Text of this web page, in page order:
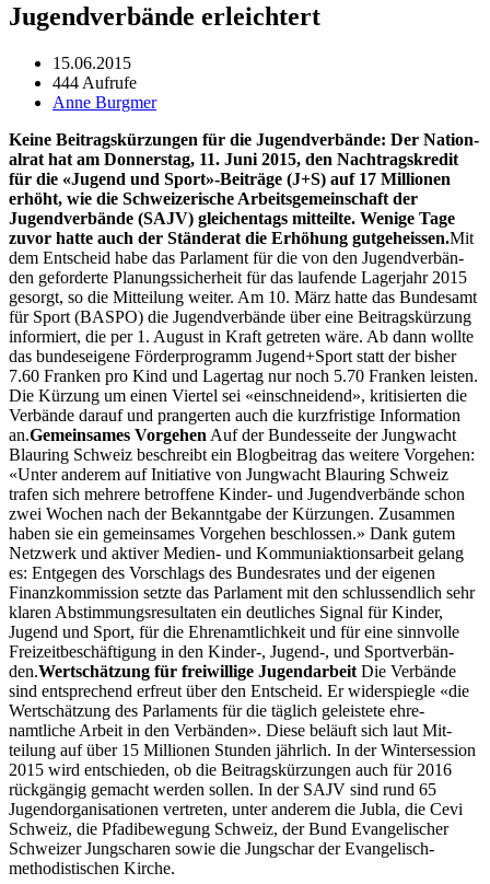
Jugendverbände erleichtert
15.06.2015
444 Aufrufe
Anne Burgmer
Keine Beitragskürzun­gen für die Jugend­ver­bände: Der Nation­
al­rat hat am Don­ner­stag, 11. Juni 2015, den Nach­tragskred­it
für die «Jugend und Sport»-Beiträge (J+S) auf 17 Mil­lio­nen
erhöht, wie die Schweiz­erische Arbeits­ge­mein­schaft der
Jugend­ver­bände (SAJV) gle­ichen­tags mit­teilte. Wenige Tage
zuvor hat­te auch der Stän­der­at die Erhöhung gut­ge­heis­sen.Mit
dem Entscheid habe das Par­la­ment für die von den Jugend­ver­bän­
den geforderte Pla­nungssicher­heit für das laufende Lager­jahr 2015
gesorgt, so die Mit­teilung weit­er. Am 10. März hat­te das Bun­de­samt
für Sport (BASPO) die Jugend­ver­bände über eine Beitragskürzung
informiert, die per 1. August in Kraft getreten wäre. Ab dann wollte
das bun­de­seigene Förder­pro­gramm Jugend+Sport statt der bish­er
7.60 Franken pro Kind und Lagertag nur noch 5.70 Franken leis­ten.
Die Kürzung um einen Vier­tel sei «ein­schnei­dend», kri­tisierten die
Ver­bände darauf und prangerten auch die kurzfristige Infor­ma­tion
an.Gemein­sames Vorge­hen Auf der Bun­des­seite der Jung­wacht
Blau­r­ing Schweiz beschreibt ein Blog­beitrag das weit­ere Vorge­hen:
«Unter anderem auf Ini­tia­tive von Jung­wacht Blau­r­ing Schweiz
trafen sich mehrere betrof­fene Kinder- und Jugend­ver­bände schon
zwei Wochen nach der Bekan­nt­gabe der Kürzun­gen. Zusam­men
haben sie ein gemein­sames Vorge­hen beschlossen.» Dank gutem
Net­zw­erk und aktiv­er Medi­en- und Kom­mu­ni­ak­tion­sar­beit gelang
es: Ent­ge­gen des Vorschlags des Bun­desrates und der eige­nen
Finanzkom­mis­sion set­zte das Par­la­ment mit den schlussendlich sehr
klaren Abstim­mungsre­sul­tat­en ein deut­lich­es Sig­nal für Kinder,
Jugend und Sport, für die Ehre­namtlichkeit und für eine sin­nvolle
Freizeitbeschäf­ti­gung in den Kinder‑, Jugend‑, und Sportver­bän­
den.Wertschätzung für frei­willige Jugen­dar­beit Die Ver­bände
sind entsprechend erfreut über den Entscheid. Er wider­spiegle «die
Wertschätzung des Par­la­ments für die täglich geleis­tete ehre­
namtliche Arbeit in den Ver­bän­den». Diese beläuft sich laut Mit­
teilung auf über 15 Mil­lio­nen Stun­den jährlich. In der Win­ter­s­es­sion
2015 wird entsch­ieden, ob die Beitragskürzun­gen auch für 2016
rück­gängig gemacht wer­den sollen. In der SAJV sind rund 65
Jugen­dor­gan­i­sa­tio­nen vertreten, unter anderem die Jubla, die Cevi
Schweiz, die Pfadibewe­gung Schweiz, der Bund Evan­ge­lis­ch­er
Schweiz­er Jungscharen sowie die Jungschar der Evan­ge­lisch-
methodis­tis­chen Kirche.